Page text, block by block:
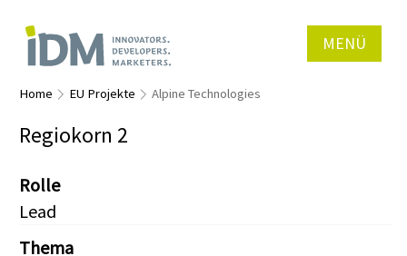
MENÜ
Home EU Projekte Alpine Technologies
Regiokorn 2
Rolle
Lead
Thema